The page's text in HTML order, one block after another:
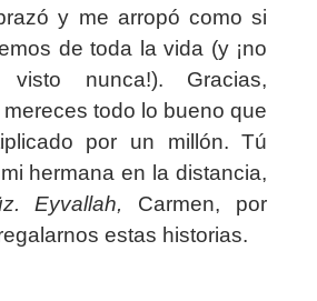
y me arropó como si
de toda la vida (y ¡no
nunca!). Gracias,
todo lo bueno que
por un millón. Tú
hermana en la distancia,
Eyvallah, Carmen, por
estas historias.